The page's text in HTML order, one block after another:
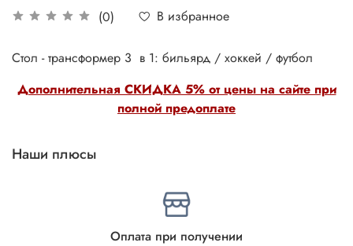
(0) В избранное
Дополнительная СКИДКА 5% от цены на сайте при
полной предоплате
Стол - трансформер 3 в 1: бильярд / хоккей / футбол
Наши плюсы
Оплата при получении